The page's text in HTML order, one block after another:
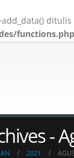
functions.php
-
2021